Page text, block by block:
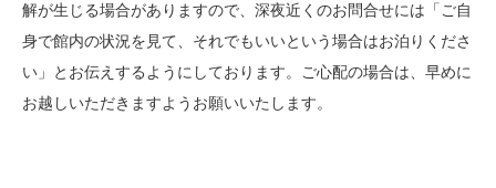
解が生じる場合がありますので、深夜近くのお問合せには「ご自
身で館内の状況を見て、それでもいいという場合はお泊りくださ
い」とお伝えするようにしております。ご心配の場合は、早めに
お越しいただきますようお願いいたします。